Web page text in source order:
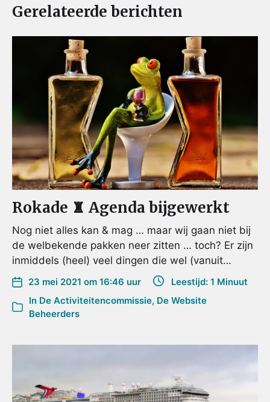
Gerelateerde berichten
Rokade ♜ Agenda bijgewerkt
Nog niet alles kan & mag … maar wij gaan niet bij
de welbekende pakken neer zitten … toch? Er zijn
inmiddels (heel) veel dingen die wel (vanuit…
23 mei 2021 om 16:46 uur
Leestijd: 1 Minuut
In De Activiteitencommissie, De Website
Beheerders